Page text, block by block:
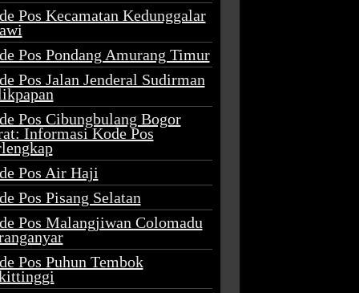
Pos Kecamatan Kedunggalar
Pos Pondang Amurang Timur
Pos Jalan Jenderal Sudirman
Pos Cibungbulang Bogor
Informasi Kode Pos
Pos Air Haji
Pos Pisang Selatan
Pos Malangjiwan Colomadu
Pos Puhun Tembok